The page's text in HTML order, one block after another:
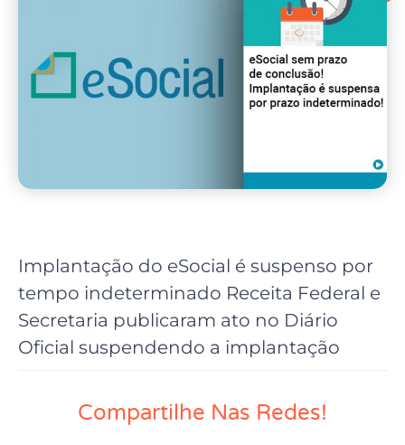
Implantação do eSocial é suspenso por
tempo indeterminado Receita Federal e
Secretaria publicaram ato no Diário
Oficial suspendendo a implantação
Compartilhe Nas Redes!